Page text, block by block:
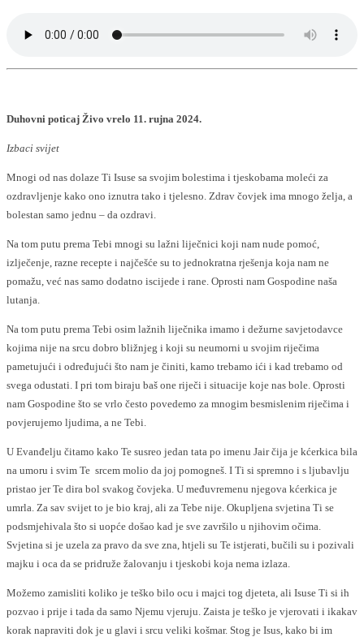
Duhovni poticaj Živo vrelo 11. rujna 2024.
Izbaci svijet
Mnogi od nas dolaze Ti Isuse sa svojim bolestima i tjeskobama moleći za
ozdravljenje kako ono iznutra tako i tjelesno. Zdrav čovjek ima mnogo želja, a
bolestan samo jednu – da ozdravi.
Na tom putu prema Tebi mnogi su lažni liječnici koji nam nude pomoć,
izlječenje, razne recepte i najčešće su to jednokratna rješenja koja nam ne
pomažu, već nas samo dodatno iscijede i rane. Oprosti nam Gospodine naša
lutanja.
Na tom putu prema Tebi osim lažnih liječnika imamo i dežurne savjetodavce
kojima nije na srcu dobro bližnjeg i koji su neumorni u svojim riječima
pametujući i određujući što nam je činiti, kamo trebamo ići i kad trebamo od
svega odustati. I pri tom biraju baš one riječi i situacije koje nas bole. Oprosti
nam Gospodine što se vrlo često povedemo za mnogim besmislenim riječima i
povjerujemo ljudima, a ne Tebi.
U Evanđelju čitamo kako Te susreo jedan tata po imenu Jair čija je kćerkica bila
na umoru i svim Te srcem molio da joj pomogneš. I Ti si spremno i s ljubavlju
pristao jer Te dira bol svakog čovjeka. U međuvremenu njegova kćerkica je
umrla. Za sav svijet to je bio kraj, ali za Tebe nije. Okupljena svjetina Ti se
podsmjehivala što si uopće došao kad je sve završilo u njihovim očima.
Svjetina si je uzela za pravo da sve zna, htjeli su Te istjerati, bučili su i pozivali
majku i oca da se pridruže žalovanju i tjeskobi koja nema izlaza.
Možemo zamisliti koliko je teško bilo ocu i majci tog djeteta, ali Isuse Ti si ih
pozvao i prije i tada da samo Njemu vjeruju. Zaista je teško je vjerovati i ikakav
korak napraviti dok je u glavi i srcu veliki košmar. Stog je Isus, kako bi im